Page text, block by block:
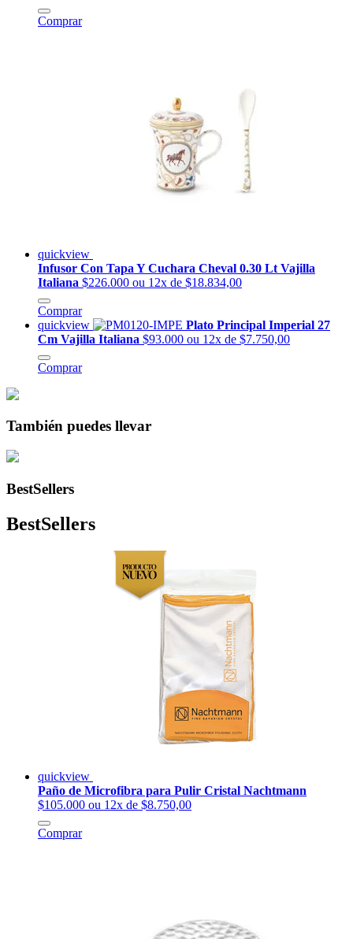
Comprar
quickview
Infusor Con Tapa Y Cuchara Cheval 0.30 Lt Vajilla
Italiana $226.000 ou 12x de $18.834,00
Comprar
quickview
Plato Principal Imperial 27
Cm Vajilla Italiana $93.000 ou 12x de $7.750,00
Comprar
También puedes llevar
BestSellers
BestSellers
quickview
Paño de Microfibra para Pulir Cristal Nachtmann
$105.000 ou 12x de $8.750,00
Comprar